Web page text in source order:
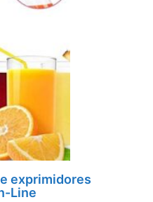
exprimidores
Line